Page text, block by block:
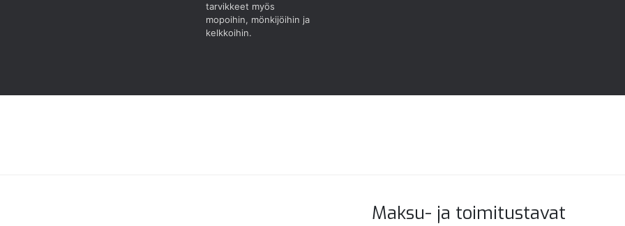
tarvikkeet myös
mopoihin, mönkijöihin ja
kelkkoihin.
Maksu- ja toimitustavat